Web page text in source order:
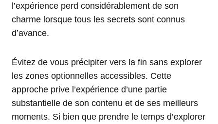
l’expérience perd considérablement de son
charme lorsque tous les secrets sont connus
d’avance.
Évitez de vous précipiter vers la fin sans explorer
les zones optionnelles accessibles. Cette
approche prive l’expérience d’une partie
substantielle de son contenu et de ses meilleurs
moments. Si bien que prendre le temps d’explorer